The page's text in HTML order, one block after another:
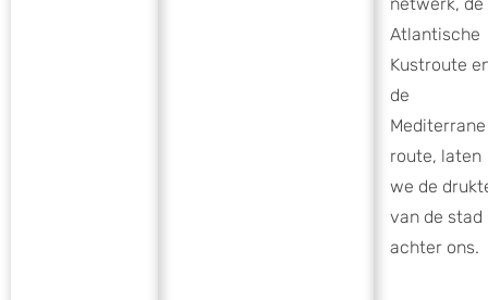
netwerk, de
Atlantische
Kustroute
de
Mediterrane
route, laten
we de
van de stad
achter ons.